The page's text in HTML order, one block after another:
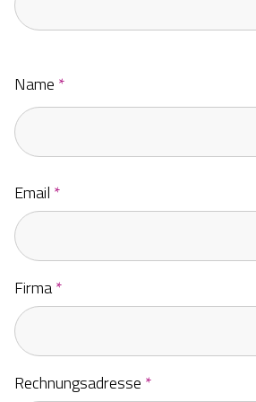
Name *
Email *
Firma*
Rechnungsadresse *